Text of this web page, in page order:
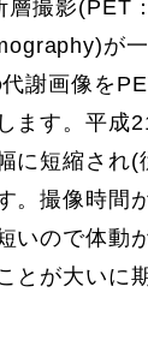
層撮影(PET
が
謝画像を
ます。平成
に短縮され
。撮像時間
いので体動
とが大いに